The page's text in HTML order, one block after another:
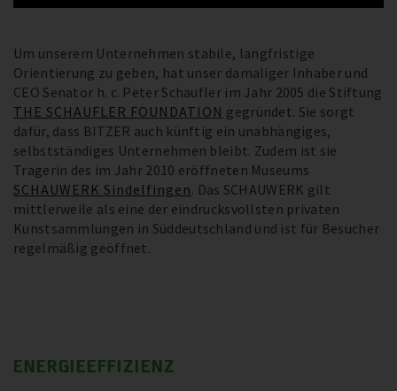
Um unserem Unternehmen stabile, langfristige
Orientierung zu geben, hat unser damaliger Inhaber und
CEO Senator h. c. Peter Schaufler im Jahr 2005 die Stiftung
THE SCHAUFLER FOUNDATION gegründet. Sie sorgt
dafür, dass BITZER auch künftig ein unabhängiges,
selbstständiges Unternehmen bleibt. Zudem ist sie
Trägerin des im Jahr 2010 eröffneten Museums
SCHAUWERK Sindelfingen. Das SCHAUWERK gilt
mittlerweile als eine der eindrucksvollsten privaten
Kunstsammlungen in Süddeutschland und ist für Besucher
regelmäßig geöffnet.
ENERGIEEFFIZIENZ